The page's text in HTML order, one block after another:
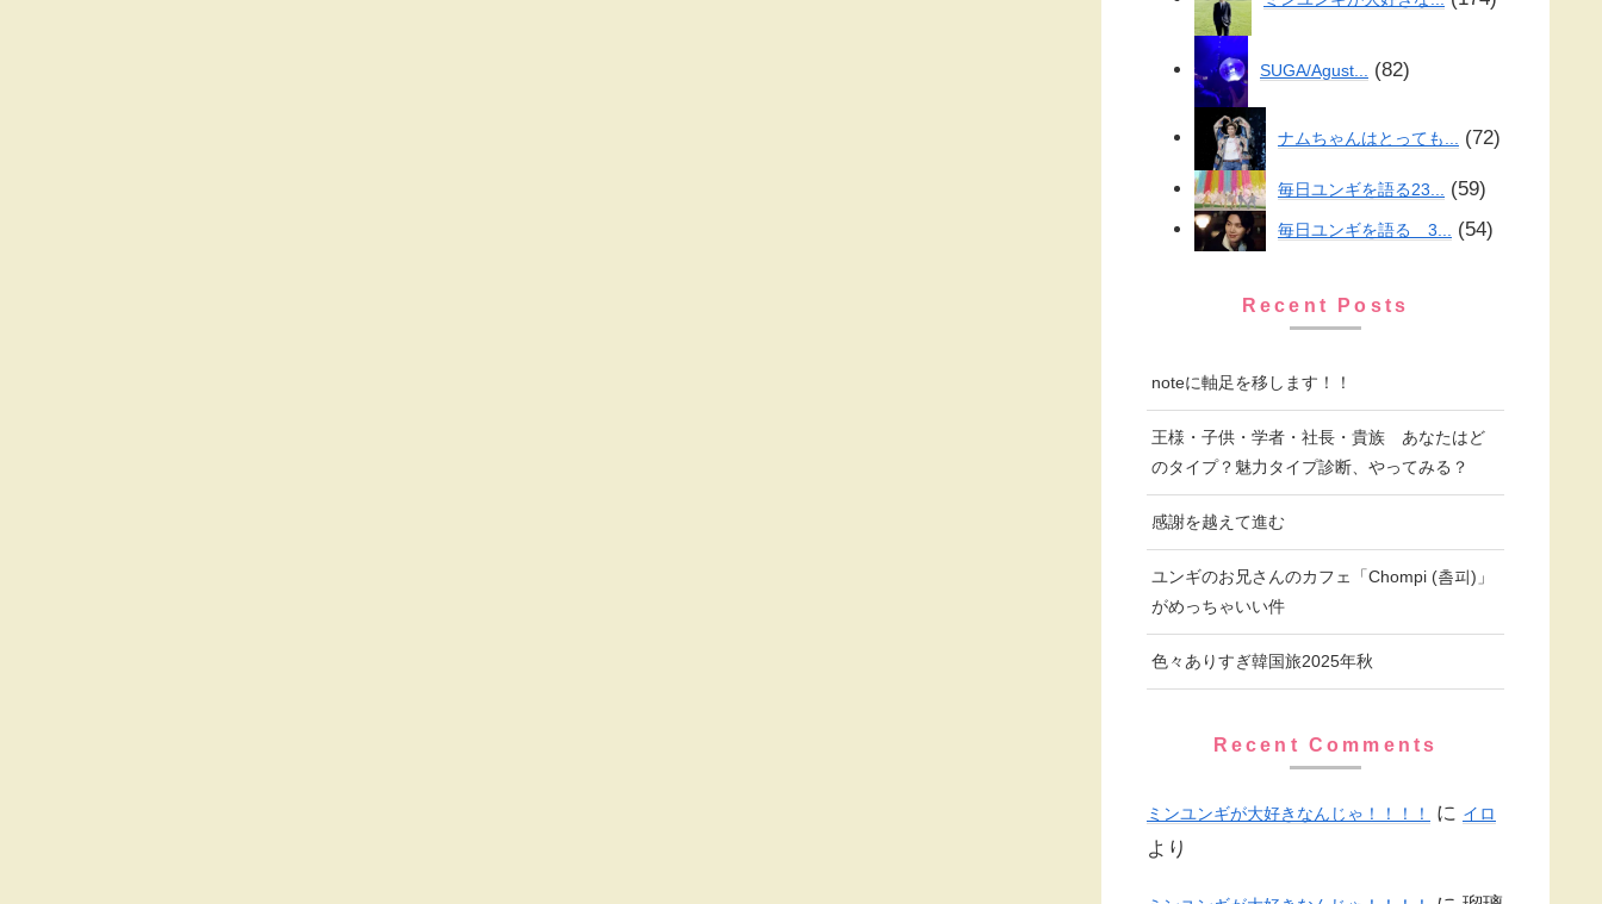
SUGA/Agust... 82
ナムちゃんはとっても... 72
毎日ユンギを語る23... 59
毎日ユンギを語る 3... 54
Recent Posts
noteに軸足を移します！！
王様・子供・学者・社長・貴族 あなたはど
のタイプ？魅力タイプ診断、やってみる？
感謝を越えて進む
ユンギのお兄さんのカフェ「Chompi (촘피)」
がめっちゃいい件
色々ありすぎ韓国旅2025年秋
Recent Comments
ミンユンギが大好きなんじゃ！！！！ に イロ
より